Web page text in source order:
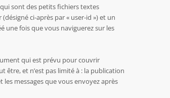
sont des petits fichiers textes
ci-après par « user-id ») et un
une fois que vous naviguerez sur les
qui est prévu pour couvrir
être, et n’est pas limité à : la publication
les messages que vous envoyez après